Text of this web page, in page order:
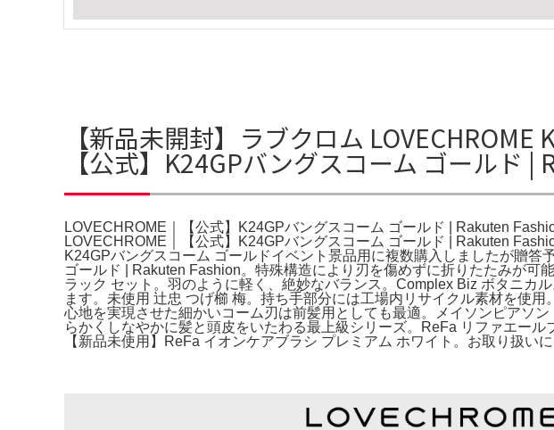
【新品未開封】ラブクロム
【公式】K24GPバングスコーム ゴールド
LOVECHROME｜【公式】K24GPバングスコーム ゴールド | Rakuten
LOVECHROME｜【公式】K24GPバングスコーム ゴールド | Rakuten
K24GPバングスコーム ゴールドイベント景品用に複数購入しましたが贈
ゴールド | Rakuten Fashion。特殊構造により刃を傷めずに折りたたみが
ラック セット。羽のように軽く、絶妙なバランス。Complex Biz ボタニ
ます。未使用 辻忠 つげ櫛 梅。持ち手部分には工場内リサイクル素材を使
心地を実現させた細かいコーム刃は前髪用としても最適。メイソンピア
らかくしなやかに髪と頭皮をいたわる最上級シリーズ。ReFa リファエー
【新品未使用】ReFa イオンケアブラシ プレミアム ホワイト。お取り扱